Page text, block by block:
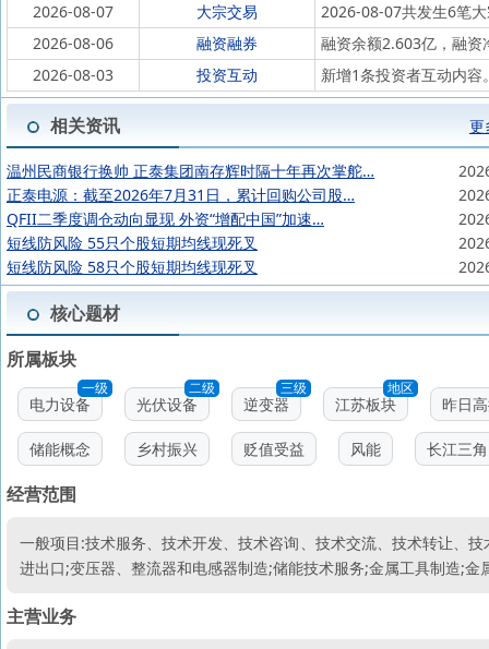
2026-08-07
大宗交易
2026-08-07共发生6笔
2026-08-06
融资融券
融资余额2.603亿，融资
2026-08-03
投资互动 新增1条投资者互动内容
相关资讯 更
温州民商银行换帅 正泰集团南存辉时隔十年再次掌舵…
正泰电源：截至2026年7月31日，累计回购公司股…
QFII二季度调仓动向显现 外资“增配中国”加速…
短线防风险 55只个股短期均线现死叉
短线防风险 58只个股短期均线现死叉
核心题材
所属板块
一级
电力设备
二级
光伏设备
三级
逆变器
地区
江苏板块 昨日
储能概念 乡村振兴 贬值受益 风能 长江三角
经营范围
一般项目:技术服务、技术开发、技术咨询、技术交流、技术转让、
进出口;变压器、整流器和电感器制造;储能技术服务;金属工具制造;
主营业务